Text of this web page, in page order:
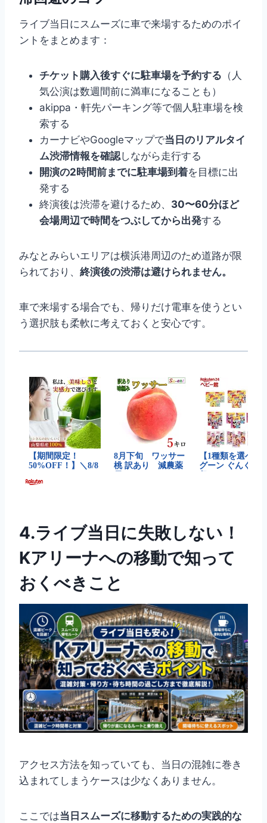
ライブ当日にスムーズに車で来場するためのポイ
ントをまとめます：
チケット購入後すぐに駐車場を予約する （人
気公演は数週間前に満車になることも）
akippa・軒先パーキング等で個人駐車場を検
索する
カーナビやGoogleマップで当日のリアルタイ
ム渋滞情報を確認しながら走行する
開演の2時間前までに駐車場到着を目標に出
発する
終演後は渋滞を避けるため、 30〜60分ほど
会場周辺で時間をつぶしてから出発する
みなとみらいエリアは横浜港周辺のため道路が限
られており、 終演後の渋滞は避けられません。
車で来場する場合でも、帰りだけ電車を使うとい
う選択肢も柔軟に考えておくと安心です。
4.ライブ当日に失敗しない！
Kアリーナへの移動で知って
おくべきこと
アクセス方法を知っていても、当日の混雑に巻き
込まれてしまうケースは少なくありません。
ここでは当日スムーズに移動するための実践的な